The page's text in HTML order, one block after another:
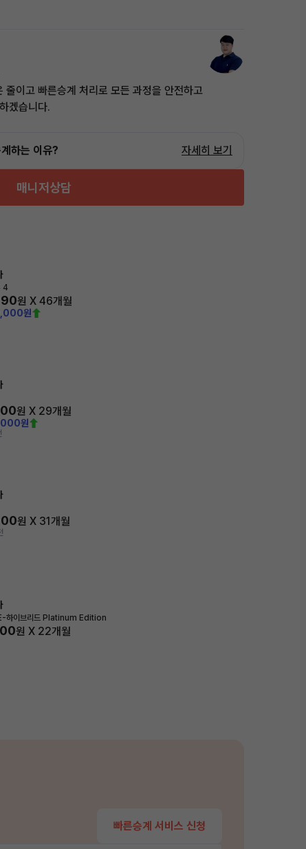
이고 빠른승계 처리로 모든 과정을 안전하고
겠습니다.
하는 이유? 자세히 보기
매니저상담
4
원 X 46개월
원
원 X 29개월
원
원 X 31개월
하이브리드 Platinum Edition
원 X 22개월
빠른승계 서비스 신청